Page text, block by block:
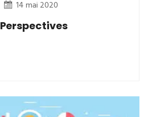
14 mai 2020
Perspectives